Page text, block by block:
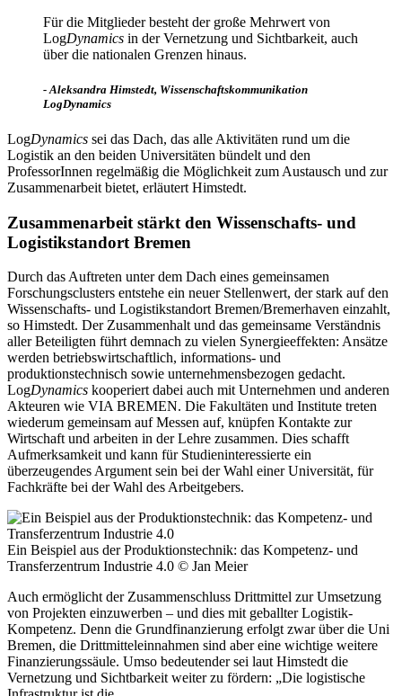
Für die Mitglieder besteht der große Mehrwert von
LogDynamics in der Vernetzung und Sichtbarkeit, auch
über die nationalen Grenzen hinaus.
- Aleksandra Himstedt, Wissenschaftskommunikation
LogDynamics
LogDynamics sei das Dach, das alle Aktivitäten rund um die
Logistik an den beiden Universitäten bündelt und den
ProfessorInnen regelmäßig die Möglichkeit zum Austausch und zur
Zusammenarbeit bietet, erläutert Himstedt.
Zusammenarbeit stärkt den Wissenschafts- und
Logistikstandort Bremen
Durch das Auftreten unter dem Dach eines gemeinsamen
Forschungsclusters entstehe ein neuer Stellenwert, der stark auf den
Wissenschafts- und Logistikstandort Bremen/Bremerhaven einzahlt,
so Himstedt. Der Zusammenhalt und das gemeinsame Verständnis
aller Beteiligten führt demnach zu vielen Synergieeffekten: Ansätze
werden betriebswirtschaftlich, informations- und
produktionstechnisch sowie unternehmensbezogen gedacht.
LogDynamics kooperiert dabei auch mit Unternehmen und anderen
Akteuren wie VIA BREMEN. Die Fakultäten und Institute treten
wiederum gemeinsam auf Messen auf, knüpfen Kontakte zur
Wirtschaft und arbeiten in der Lehre zusammen. Dies schafft
Aufmerksamkeit und kann für Studieninteressierte ein
überzeugendes Argument sein bei der Wahl einer Universität, für
Fachkräfte bei der Wahl des Arbeitgebers.
Ein Beispiel aus der Produktionstechnik: das Kompetenz- und
Transferzentrum Industrie 4.0 © Jan Meier
Auch ermöglicht der Zusammenschluss Drittmittel zur Umsetzung
von Projekten einzuwerben – und dies mit geballter Logistik-
Kompetenz. Denn die Grundfinanzierung erfolgt zwar über die Uni
Bremen, die Drittmitteleinnahmen sind aber eine wichtige weitere
Finanzierungssäule. Umso bedeutender sei laut Himstedt die
Vernetzung und Sichtbarkeit weiter zu fördern: „Die logistische